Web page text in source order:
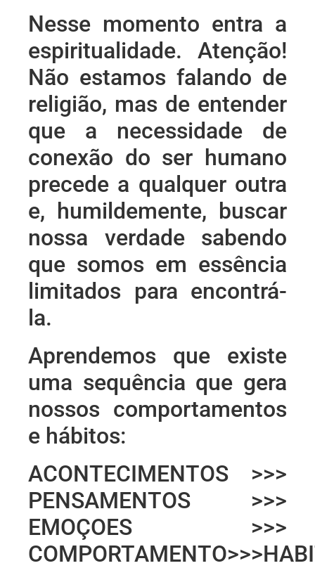
Nesse momento entra a
espiritualidade. Atenção!
Não estamos falando de
religião, mas de entender
que a necessidade de
conexão do ser humano
precede a qualquer outra
e, humildemente, buscar
nossa verdade sabendo
que somos em essência
limitados para encontrá-
la.
Aprendemos que existe
uma sequência que gera
nossos comportamentos
e hábitos:
ACONTECIMENTOS >>>
PENSAMENTOS >>>
EMOÇOES >>>